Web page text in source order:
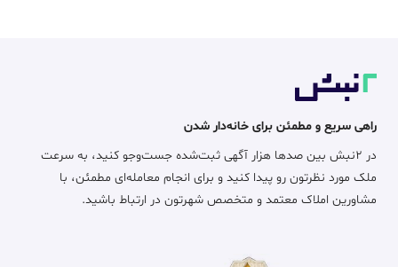
راهی سریع و مطمئن برای خانه‌دار شدن
در ۲نبش بین صدها هزار آگهی ثبت‌شده جست‌وجو کنید، به سرعت
ملک مورد نظرتون رو پیدا کنید و برای انجام معامله‌ای مطمئن، با
مشاورین املاک معتمد و متخصص شهرتون در ارتباط باشید.